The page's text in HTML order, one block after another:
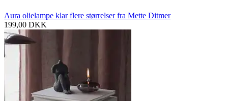
Aura olielampe klar flere størrelser fra Mette Ditmer
199,00 DKK